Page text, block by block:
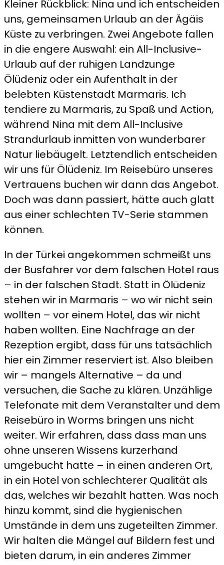
Kleiner Rückblick: Nina und ich entscheiden
uns, gemeinsamen Urlaub an der Ägäis
Küste zu verbringen. Zwei Angebote fallen
in die engere Auswahl: ein All-Inclusive-
Urlaub auf der ruhigen Landzunge
Ölüdeniz oder ein Aufenthalt in der
belebten Küstenstadt Marmaris. Ich
tendiere zu Marmaris, zu Spaß und Action,
während Nina mit dem All-Inclusive
Strandurlaub inmitten von wunderbarer
Natur liebäugelt. Letztendlich entscheiden
wir uns für Ölüdeniz. Im Reisebüro unseres
Vertrauens buchen wir dann das Angebot.
Doch was dann passiert, hätte auch glatt
aus einer schlechten TV-Serie stammen
können.
In der Türkei angekommen schmeißt uns
der Busfahrer vor dem falschen Hotel raus
– in der falschen Stadt. Statt in Ölüdeniz
stehen wir in Marmaris – wo wir nicht sein
wollten – vor einem Hotel, das wir nicht
haben wollten. Eine Nachfrage an der
Rezeption ergibt, dass für uns tatsächlich
hier ein Zimmer reserviert ist. Also bleiben
wir – mangels Alternative – da und
versuchen, die Sache zu klären. Unzählige
Telefonate mit dem Veranstalter und dem
Reisebüro in Worms bringen uns nicht
weiter. Wir erfahren, dass dass man uns
ohne unseren Wissens kurzerhand
umgebucht hatte – in einen anderen Ort,
in ein Hotel von schlechterer Qualität als
das, welches wir bezahlt hatten. Was noch
hinzu kommt, sind die hygienischen
Umstände in dem uns zugeteilten Zimmer.
Wir halten die Mängel auf Bildern fest und
bieten darum, in ein anderes Zimmer